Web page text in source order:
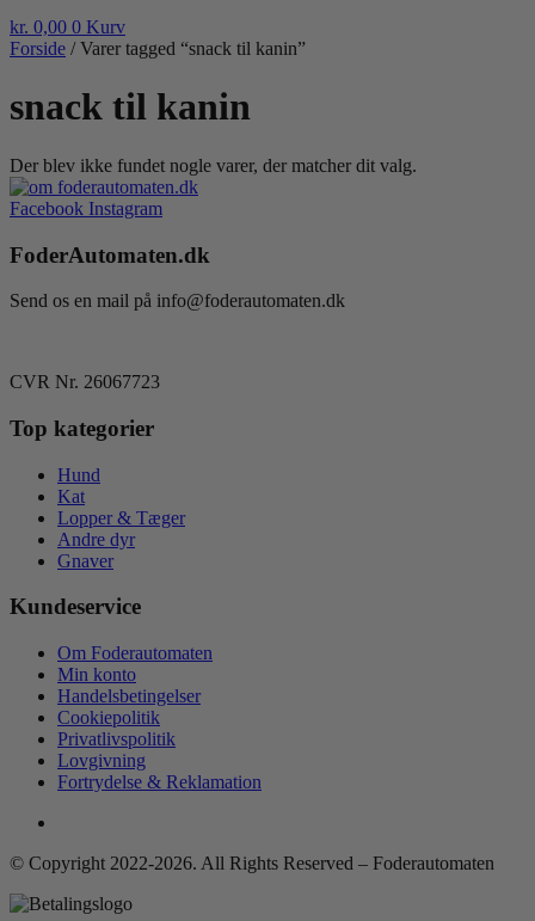
kr. 0,00 0 Kurv
Forside / Varer tagged “snack til kanin”
snack til kanin
Der blev ikke fundet nogle varer, der matcher dit valg.
Facebook Instagram
FoderAutomaten.dk
Send os en mail på info@foderautomaten.dk
CVR Nr. 26067723
Top kategorier
Hund
Kat
Lopper & Tæger
Andre dyr
Gnaver
Kundeservice
Om Foderautomaten
Min konto
Handelsbetingelser
Cookiepolitik
Privatlivspolitik
Lovgivning
Fortrydelse & Reklamation
© Copyright 2022-2026. All Rights Reserved – Foderautomaten